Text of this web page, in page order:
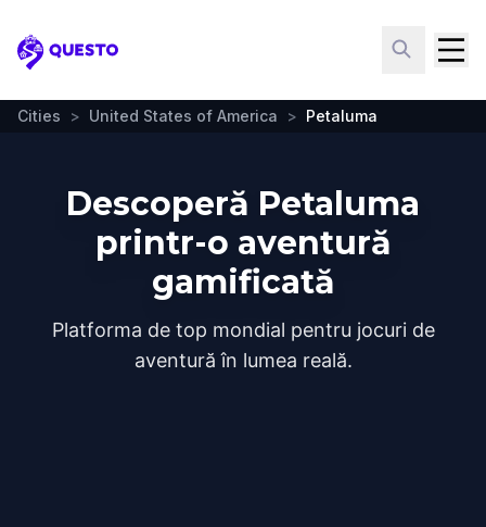
Questo
Cities > United States of America > Petaluma
Descoperă Petaluma
printr-o aventură
gamificată
Platforma de top mondial pentru jocuri de
aventură în lumea reală.